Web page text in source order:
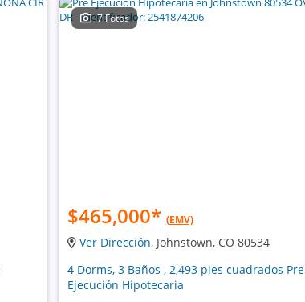
7 Fotos
$465,000* (EMV)
Ver Dirección, Johnstown, CO 80534
4 Dorms, 3 Baños , 2,493 pies cuadrados Pre
Ejecución Hipotecaria